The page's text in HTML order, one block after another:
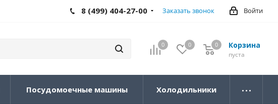
Войти
8 (499) 404-27-00 Заказать звонок
0 0 Корзина
0
пуста
0
Посудомоечные машины Холодильники